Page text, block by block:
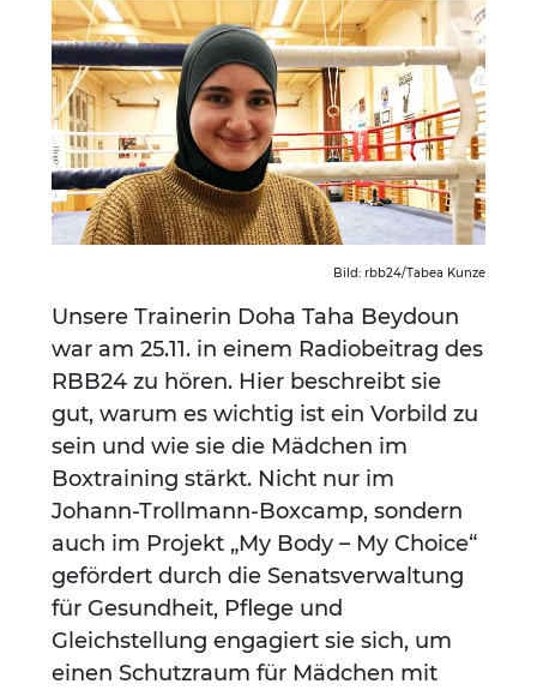
Januar 13, 2022
Bild: rbb24/Tabea Kunze
Unsere Trainerin Doha Taha Beydoun
war am 25.11. in einem Radiobeitrag des
RBB24 zu hören. Hier beschreibt sie
gut, warum es wichtig ist ein Vorbild zu
sein und wie sie die Mädchen im
Boxtraining stärkt. Nicht nur im
Johann-Trollmann-Boxcamp, sondern
auch im Projekt „My Body – My Choice“
gefördert durch die Senatsverwaltung
für Gesundheit, Pflege und
Gleichstellung engagiert sie sich, um
einen Schutzraum für Mädchen mit